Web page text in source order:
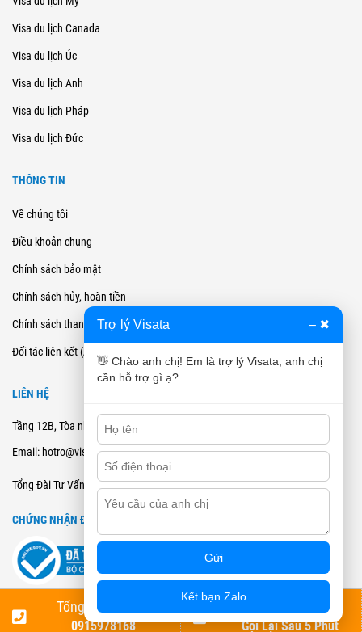
Visa du lịch Canada
Visa du lịch Úc
Visa du lịch Anh
Visa du lịch Pháp
Visa du lịch Đức
THÔNG TIN
Về chúng tôi
Điều khoản chung
Chính sách bảo mật
Chính sách hủy, hoàn tiền
Chính sách thanh toán
Đối tác liên kết (Affiliate)
LIÊN HỆ
Tầng 12B, Tòa nhà Cienco4 - 180 Nguyễn Thị Minh Khai, Quận 3, TPHCM
Email: hotro@visata.vn
Tổng Đài Tư Vấn: 0915978168
CHỨNG NHẬN ĐĂNG KÝ BCT
Đơn vị chủ quản: Công Ty Cổ Phần VISATA. Copyright 2021 VISATA | All Rights Reserved
Trợ lý Visata – ✖
👋 Chào anh chị! Em là trợ lý Visata, anh chị
cần hỗ trợ gì ạ?
Gửi
Kết bạn Zalo
Tổng Đài Tư Vấn
0915978168
Đặt Lịch Tư Vấn
Gọi Lại Sau 5 Phút